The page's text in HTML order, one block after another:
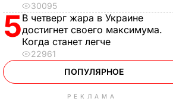
30095
5В четверг жара в Украине
достигнет своего максимума.
Когда станет легче
22961
ПОПУЛЯРНОЕ
РЕКЛАМА